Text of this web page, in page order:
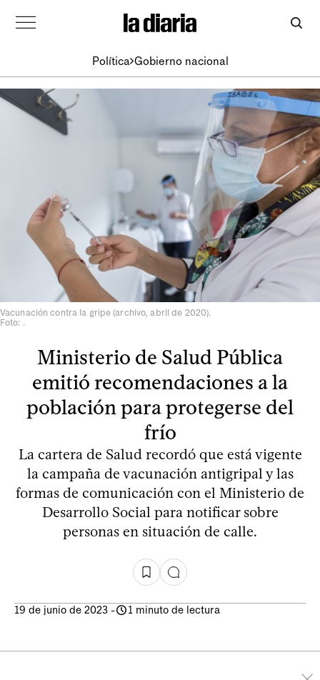
Política Gobierno nacional
Vacunación contra la gripe (archivo, abril de 2020).
Foto: .
Ministerio de Salud Pública
emitió recomendaciones a la
población para protegerse del
frío
La cartera de Salud recordó que está vigente
la campaña de vacunación antigripal y las
formas de comunicación con el Ministerio de
Desarrollo Social para notificar sobre
personas en situación de calle.
19 de junio de 2023 - 1 minuto de lectura